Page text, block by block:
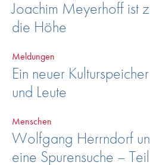
Joachim Meyerhoff ist
die Höhe
Meldungen
Ein neuer
und Leute
Menschen
Wolfgang Herrndorf
eine Spurensuche –